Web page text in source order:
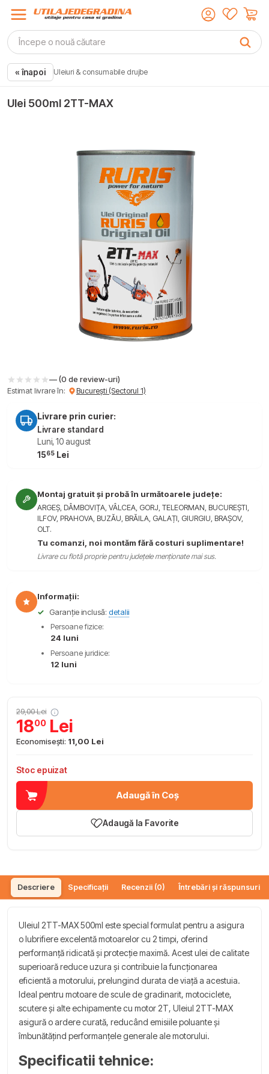
« înapoi Uleiuri & consumabile drujbe
Ulei 500ml 2TT-MAX
— (0 de review-uri)
Estimat livrare în:
București (Sectorul 1)
Livrare prin curier:
Livrare standard
Luni, 10 august
1565 Lei
Montaj gratuit și probă în următoarele județe:
ARGEȘ, DÂMBOVIȚA, VÂLCEA, GORJ, TELEORMAN, BUCUREȘTI,
ILFOV, PRAHOVA, BUZĂU, BRĂILA, GALAȚI, GIURGIU, BRAȘOV,
OLT.
Tu comanzi, noi montăm fără costuri suplimentare!
Livrare cu flotă proprie pentru județele menționate mai sus.
Informații:
✓
Garanție inclusă: detalii
Persoane fizice:
24 luni
Persoane juridice:
12 luni
29,00 Lei
1800 Lei
Economisești: 11,00 Lei
Stoc epuizat
Adaugă în Coș
Adaugă la Favorite
Descriere Specificații Recenzii (0) Întrebări și răspunsuri
Uleiul 2TT-MAX 500ml este special formulat pentru a asigura
o lubrifiere excelentă motoarelor cu 2 timpi, oferind
performanță ridicată și protecție maximă. Acest ulei de calitate
superioară reduce uzura și contribuie la funcționarea
eficientă a motorului, prelungind durata de viață a acestuia.
Ideal pentru motoare de scule de gradinarit, motociclete,
scutere și alte echipamente cu motor 2T, Uleiul 2TT-MAX
asigură o ardere curată, reducând emisiile poluante și
îmbunătățind performanțele generale ale motorului.
Specificatii tehnice: